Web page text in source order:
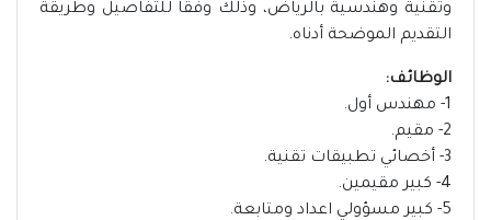
وتقنية وهندسية بالرياض، وذلك وفقاً للتفاصيل وطريقة
التقديم الموضحة أدناه.
الوظائف:
1- مهندس أول.
2- مقيم.
3- أخصائي تطبيقات تقنية.
4- كبير مقيمين.
5- كبير مسؤولي اعداد ومتابعة.